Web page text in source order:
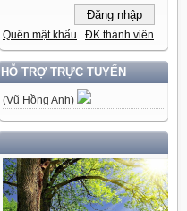
Quên mật khẩu ĐK thành viên
HỖ TRỢ TRỰC TUYẾN
(Vũ Hồng Anh)